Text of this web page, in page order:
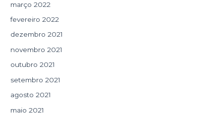
março 2022
fevereiro 2022
dezembro 2021
novembro 2021
outubro 2021
setembro 2021
agosto 2021
maio 2021